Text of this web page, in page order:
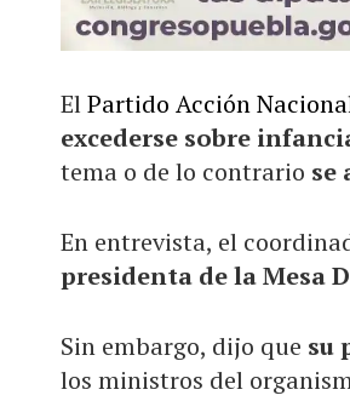
ElPartido Acción
excederse sobre
tema o de lo contrario se
En entrevista, el
presidenta de la Mesa
Sin embargo, dijo que su
los ministros del